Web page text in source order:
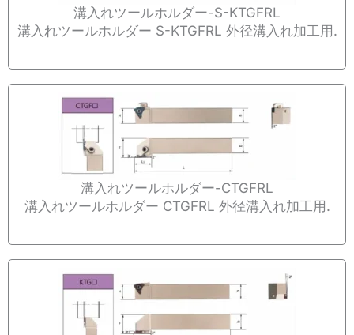
溝入れツールホルダー-S-KTGFRL
溝入れツールホルダー S-KTGFRL 外径溝入れ加工用.
溝入れツールホルダー-CTGFRL
溝入れツールホルダー CTGFRL 外径溝入れ加工用.